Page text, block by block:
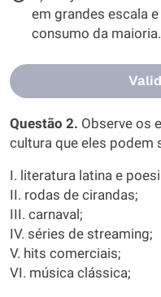
em grandes escala
consumo da maioria.
Questão 2. Observe os
cultura que eles podem
I. literatura latina e
II. rodas de cirandas;
III. carnaval;
IV. séries de streaming;
V. hits comerciais;
VI. música clássica;